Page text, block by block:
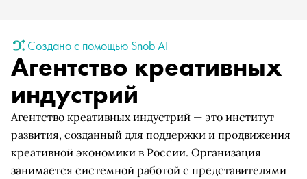
Создано с помощью Snob AI
Агентство креативных
индустрий
Агентство креативных индустрий — это институт
развития, созданный для поддержки и продвижения
креативной экономики в России. Организация
занимается системной работой с представителями